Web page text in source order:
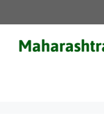
to
content